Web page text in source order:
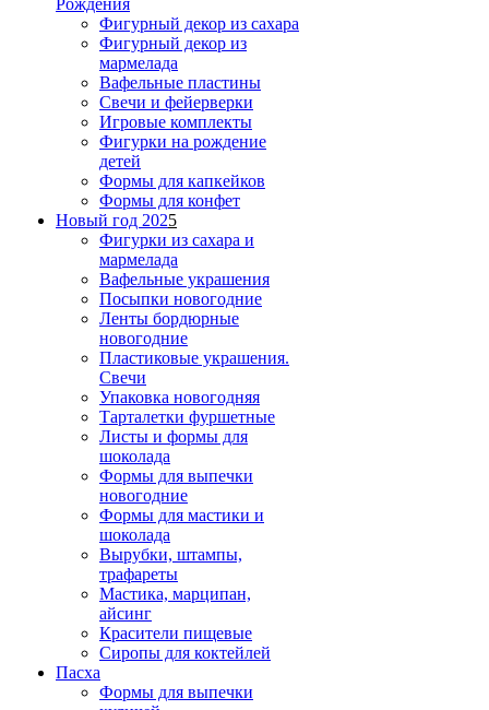
Фигурный декор из сахара
Фигурный декор из
мармелада
Вафельные пластины
Свечи и фейерверки
Игровые комплекты
Фигурки на рождение
детей
Формы для капкейков
Формы для конфет
Новый год 2025
Фигурки из сахара и
мармелада
Вафельные украшения
Посыпки новогодние
Ленты бордюрные
новогодние
Пластиковые украшения.
Свечи
Упаковка новогодняя
Тарталетки фуршетные
Листы и формы для
шоколада
Формы для выпечки
новогодние
Формы для мастики и
шоколада
Вырубки, штампы,
трафареты
Мастика, марципан,
айсинг
Красители пищевые
Сиропы для коктейлей
Пасха
Формы для выпечки